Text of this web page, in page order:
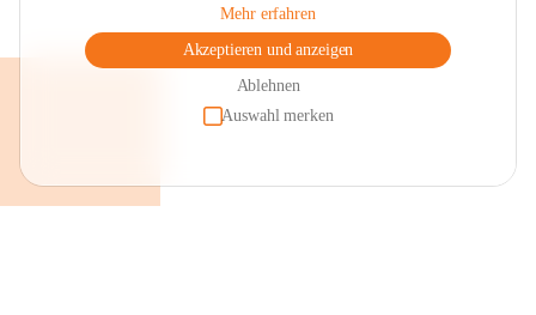
Mehr erfahren
Akzeptieren und anzeigen
Ablehnen
Auswahl merken